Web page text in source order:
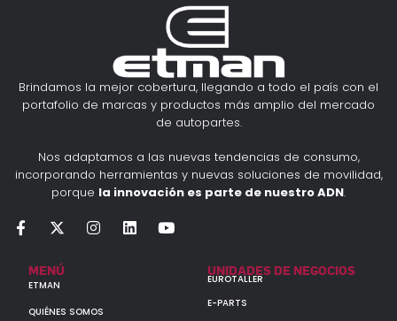
Brindamos la mejor cobertura, llegando a todo el país con el
portafolio de marcas y productos más amplio del mercado
de autopartes.
Nos adaptamos a las nuevas tendencias de consumo,
incorporando herramientas y nuevas soluciones de movilidad,
porque la innovación es parte de nuestro ADN.
MENÚ
ETMAN
QUIÉNES SOMOS
UNIDADES DE NEGOCIOS
EUROTALLER
E-PARTS